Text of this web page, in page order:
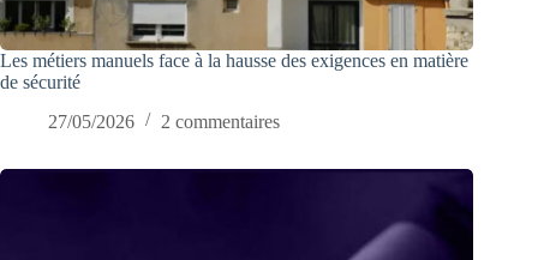
Les métiers manuels face à la hausse des exigences en matière
de sécurité
27/05/2026
2 commentaires